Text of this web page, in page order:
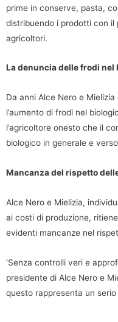
prime in conserve, pasta,
distribuendo i prodotti con il
agricoltori.
La denuncia delle frodi nel
Da anni Alce Nero e
l’aumento di frodi nel
l’agricoltore onesto che il
biologico in generale e
Mancanza del rispetto
Alce Nero e Mielizia,
ai costi di produzione,
evidenti mancanze nel
‘Senza controlli veri e
presidente di Alce Nero e
questo rappresenta un serio